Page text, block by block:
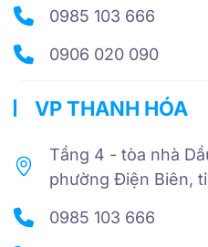
0985 103 666
0906 020 090
VP THANH HÓA
Tầng 4 - tòa nhà
phường Điện Biên,
0985 103 666